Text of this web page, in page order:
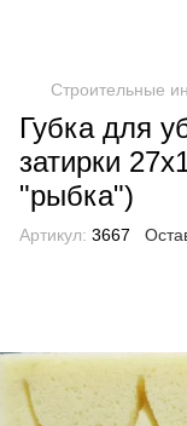
Строительные
Губка для
затирки
"рыбка")
Артикул: 3667